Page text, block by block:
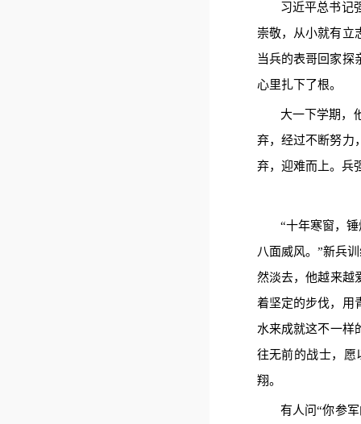
习近平总书记
崇敬，从小就有立
当兵的表哥回家探
心里扎下了根。
大一下学期，
弃，经过不断努力
弃，迎难而上。兵
“十年寒窗，
八面威风。 ”新兵
然淡去，他越来越
着坚定的步伐，用
水来成就这不一样
往无前的战士，愿
翔。
有人问“你参